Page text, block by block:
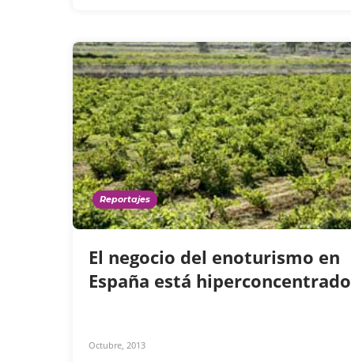
Reportajes
El negocio del enoturismo en
España está hiperconcentrado
Octubre, 2013